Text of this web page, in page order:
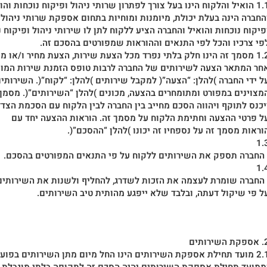
לפתרון שרותי ניהול ופיקוח נוכחות והואיל
הינה בעלת יכולת, מיומנות ומוחיות בתחום אספקת שרותי ניהול
נוכחות והואיל והחברה הציע ללקוח לתן לו שירותי ניהול ופיקוח
צרכיו והכל לפי התנאים וההוראות שמפורטים בהסכם זה.
נפרד מכל הצעת שירות, הצעת מחיר ו/או מסמך
המתאר הצעה לשירותים של החברה לרבות טופס הזמנת שירות
ידי החברה )להלן: “הצעה”( למקבל שירותים )להלן: “לקוח”(.
במפורט ומתומחרים בהצעה, מכונים )להלן “השירותים”(.
לתוקף ויהווה הסכם מחייב בין החברה לבין הלקוח עם הסכמת
פרטי ההצעה וחתימת הלקוח על מסמך זה. הוראות ההצעה יחד עם
מסמך זה על נספחיו זה יכונו )להלן “ההסכם”(.
החברה תספק את השירותים ללקוח על פי התנאים המפורטים בהסכם.
החברה שומרת לעצמה את הזכות לשדרג, להחליף ולשנות את
פי שיקול דעתה, ובלבד שלא ייפגע מהותית טיב השירותים.
הינו החל מיום מתן השירותים בפועל .